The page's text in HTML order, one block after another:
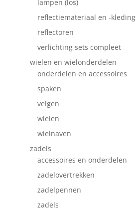
lampen (los)
reflectiemateriaal en -kleding
reflectoren
verlichting sets compleet
wielen en wielonderdelen
onderdelen en accessoires
spaken
velgen
wielen
wielnaven
zadels
accessoires en onderdelen
zadelovertrekken
zadelpennen
zadels